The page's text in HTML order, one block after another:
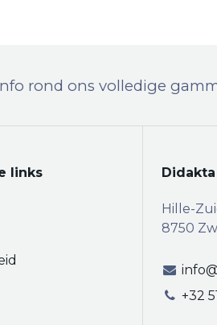
rond ons volledige
links Didakta
Hille-
8750
+32